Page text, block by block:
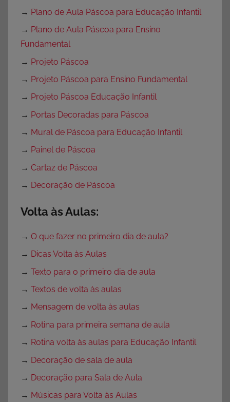
→ Plano de Aula Páscoa para Educação Infantil
→ Plano de Aula Páscoa para Ensino
Fundamental
→ Projeto Páscoa
→ Projeto Páscoa para Ensino Fundamental
→ Projeto Páscoa Educação Infantil
→ Portas Decoradas para Páscoa
→ Mural de Páscoa para Educação Infantil
→ Painel de Páscoa
→ Cartaz de Páscoa
→ Decoração de Páscoa
Volta às Aulas:
→ O que fazer no primeiro dia de aula?
→ Dicas Volta às Aulas
→ Texto para o primeiro dia de aula
→ Textos de volta às aulas
→ Mensagem de volta às aulas
→ Rotina para primeira semana de aula
→ Rotina volta às aulas para Educação Infantil
→ Decoração de sala de aula
→ Decoração para Sala de Aula
→ Músicas para Volta às Aulas